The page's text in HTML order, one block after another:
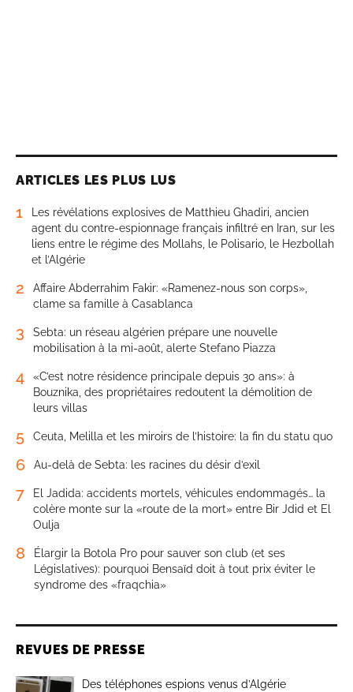
ARTICLES LES PLUS LUS
1
Les révélations explosives de Matthieu Ghadiri, ancien
agent du contre-espionnage français infiltré en Iran, sur les
liens entre le régime des Mollahs, le Polisario, le Hezbollah
et l’Algérie
2
Affaire Abderrahim Fakir: «Ramenez-nous son corps»,
clame sa famille à Casablanca
3
Sebta: un réseau algérien prépare une nouvelle
mobilisation à la mi-août, alerte Stefano Piazza
4
«C’est notre résidence principale depuis 30 ans»: à
Bouznika, des propriétaires redoutent la démolition de
leurs villas
5 Ceuta, Melilla et les miroirs de l’histoire: la fin du statu quo
6 Au-delà de Sebta: les racines du désir d’exil
7
El Jadida: accidents mortels, véhicules endommagés… la
colère monte sur la «route de la mort» entre Bir Jdid et El
Oulja
8
Élargir la Botola Pro pour sauver son club (et ses
Législatives): pourquoi Bensaïd doit à tout prix éviter le
syndrome des «fraqchia»
REVUES DE PRESSE
Des téléphones espions venus d’Algérie